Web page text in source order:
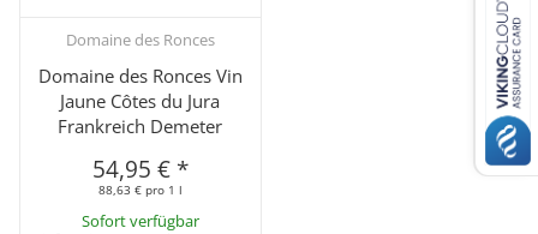
Domaine des Ronces
Domaine des Ronces Vin
Jaune Côtes du Jura
Frankreich Demeter
54,95 € *
88,63 € pro 1 l
Sofort verfügbar